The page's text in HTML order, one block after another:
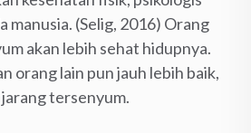
manusia. (Selig, 2016) Orang
akan lebih sehat hidupnya.
orang lain pun jauh lebih baik,
tersenyum.